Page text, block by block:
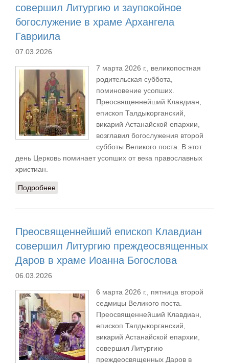
совершил Литургию и заупокойное
богослужение в храме Архангела
Гавриила
07.03.2026
7 марта 2026 г., великопостная
родительская суббота,
поминовение усопших.
Преосвященнейший Клавдиан,
епископ Талдыкорганский,
викарий Астанайской епархии,
возглавил богослужения второй
субботы Великого поста. В этот
день Церковь поминает усопших от века православных
христиан.
Подробнее
Архангела Гавриила
Преосвященнейший епископ Клавдиан
совершил Литургию преждеосвященных
Даров в храме Иоанна Богослова
06.03.2026
6 марта 2026 г., пятница второй
седмицы Великого поста.
Преосвященнейший Клавдиан,
епископ Талдыкорганский,
викарий Астанайской епархии,
совершил Литургию
преждеосвященных Даров в